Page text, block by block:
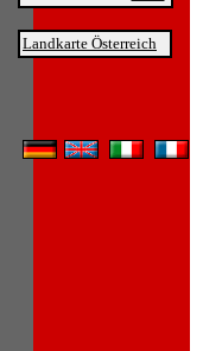
Landkarte Österreich